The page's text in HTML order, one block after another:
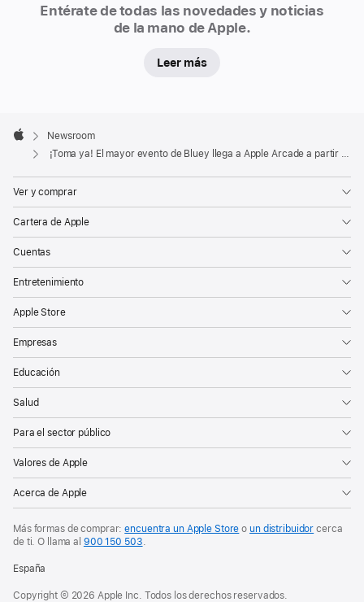
adorables
personajes
animación
ganadora
premio
Emmy,
Apple
un
exclusivo
y
por
tiempo
limitado
partir
Entérate de todas las novedades y noticias
de la mano de Apple.
Leer más
Footer

Apple
Newsroom
¡Toma ya! El mayor evento de Bluey llega a Apple Arcade a partir del 21 de mayo
Ver y comprar
Cartera de Apple
Cuentas
Entretenimiento
Apple Store
Empresas
Educación
Salud
Para el sector público
Valores de Apple
Acerca de Apple
Más formas de comprar:encuentra un Apple Store oun distribuidor cerca
de ti.O llama al 900 150 503.
España
Copyright © 2026 Apple Inc. Todos los derechos reservados.